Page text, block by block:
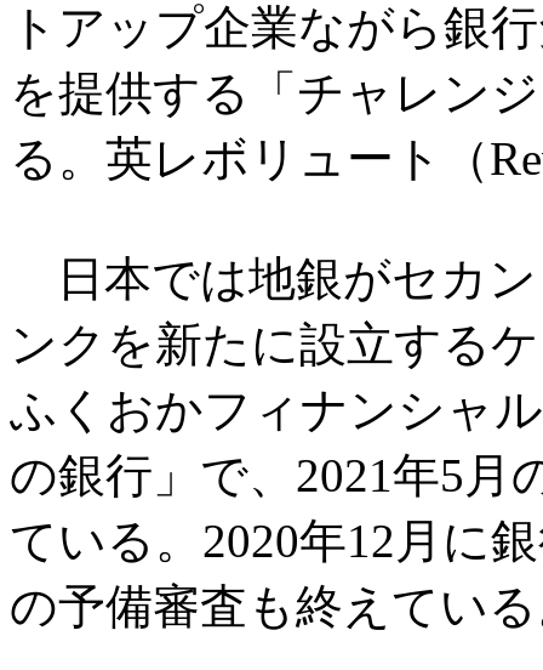
トアップ企業ながら銀
を提供する「チャレン
る。英レボリュート（
日本では地銀がセカ
ンクを新たに設立する
ふくおかフィナンシャ
の銀行」で、2021年5月
ている。2020年12月に
の予備審査も終えてい